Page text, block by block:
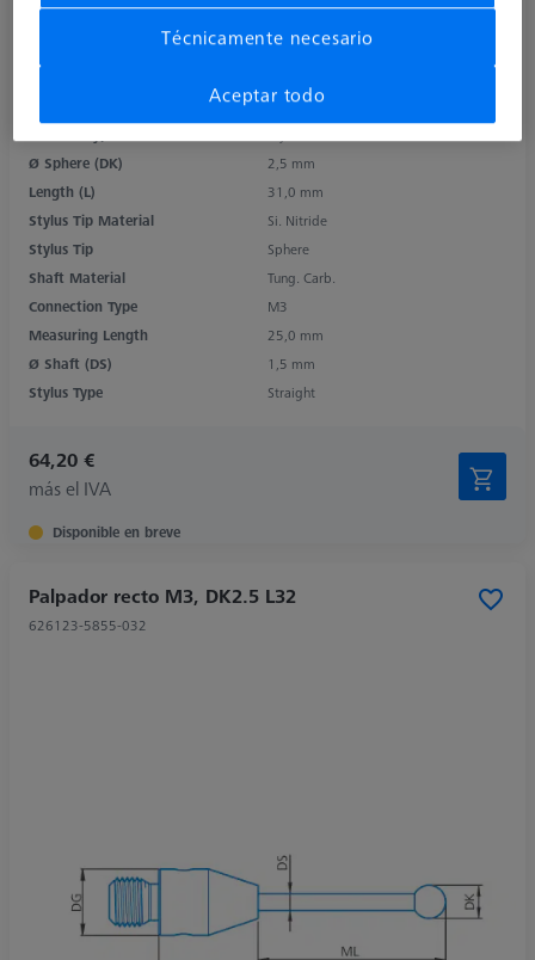
Ø Sphere (DK)
2,5 mm
Length (L)
31,0 mm
Stylus Tip Material
Si. Nitride
Stylus Tip
Sphere
Shaft Material
Tung. Carb.
Connection Type
M3
Measuring Length
25,0 mm
Ø Shaft (DS)
1,5 mm
Stylus Type
Straight
64,20 €
más el IVA
Disponible en breve
Palpador recto M3, DK2.5 L32
626123-5855-032
Técnicamente necesario
Aceptar todo